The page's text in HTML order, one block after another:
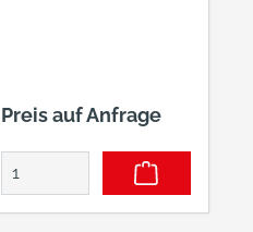
Preis auf Anfrage